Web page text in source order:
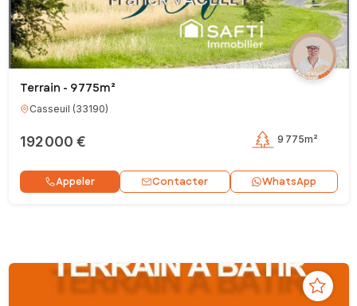
Terrain - 9 775m²
Casseuil (33190)
192 000 € 9 775m²
Appeler Contacter WhatsApp